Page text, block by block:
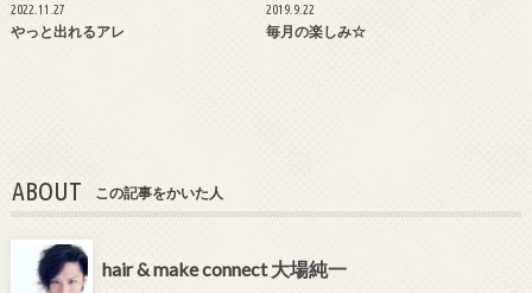
2022.11.27
やっと出れるアレ
2019.9.22
毎月の楽しみ☆
ABOUT この記事をかいた人
hair & make connect 大場純一